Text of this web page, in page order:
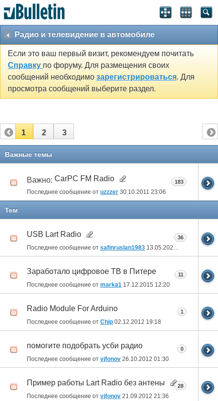
Радио и телевидение в автомобиле
Если это ваш первый визит, рекомендуем почитать
Справку по форуму. Для размещения своих
сообщений необходимо зарегистрироваться. Для
просмотра сообщений выберите раздел.
1 2 3
Важные темы
Важно: CarPC FM Radio
Последнее сообщение от uzzzer 30.10.2011 23:06
183
Тем
USB Lart Radio
Последнее сообщение от safinruslan1983 13.05.2022
36
Заработало цифровое ТВ в Питере
Последнее сообщение от marka1 17.12.2015 12:20
11
Radio Module For Arduino
Последнее сообщение от Chip 02.12.2012 19:18
1
помогите подобрать усби радио
Последнее сообщение от vjfonov 26.10.2012 01:30
0
Пример работы Lart Radio без антены
Последнее сообщение от vjfonov 21.09.2012 21:36
28